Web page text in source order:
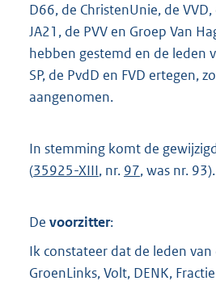
D66, de ChristenUnie, de VVD,
JA21, de PVV en Groep Van
hebben gestemd en de leden
SP, de PvdD en FVD ertegen,
aangenomen.
In stemming komt de
(35925-XIII, nr. 97, was nr. 93).
De voorzitter:
Ik constateer dat de leden van
GroenLinks, Volt, DENK,